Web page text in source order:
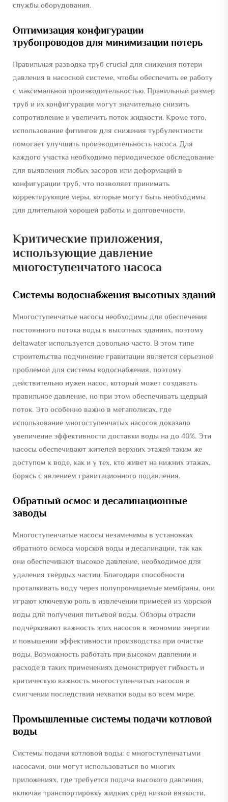
службы оборудования.
Оптимизация конфигурации
трубопроводов для минимизации потерь
Правильная разводка труб crucial для снижения потери
давления в насосной системе, чтобы обеспечить ее работу
с максимальной производительностью. Правильный размер
труб и их конфигурация могут значительно снизить
сопротивление и увеличить поток жидкости. Кроме того,
использование фитингов для снижения турбулентности
помогает улучшить производительность насоса. Для
каждого участка необходимо периодическое обследование
для выявления любых засоров или деформаций в
конфигурации труб, что позволяет принимать
корректирующие меры, которые могут быть необходимы
для длительной хорошей работы и долговечности.
Критические приложения,
использующие давление
многоступенчатого насоса
Системы водоснабжения высотных зданий
Многоступенчатые насосы необходимы для обеспечения
постоянного потока воды в высотных зданиях, поэтому
deltawater используется довольно часто. В этом типе
строительства подчинение гравитации является серьезной
проблемой для системы водоснабжения, поэтому
действительно нужен насос, который может создавать
правильное давление, но при этом обеспечивать щедрый
поток. Это особенно важно в мегаполисах, где
использование многоступенчатых насосов доказало
увеличение эффективности доставки воды на до 40%. Эти
насосы обеспечивают жителей верхних этажей таким же
доступом к воде, как и у тех, кто живет на нижних этажах,
борясь с явлением гравитационного подавления.
Обратный осмос и десалинационные
заводы
Многоступенчатые насосы незаменимы в установках
обратного осмоса морской воды и десалинации, так как
они обеспечивают высокое давление, необходимое для
удаления твёрдых частиц. Благодаря способности
проталкивать воду через полупроницаемые мембраны, они
играют ключевую роль в извлечении примесей из морской
воды для получения питьевой воды. Обзоры отрасли
подчёркивают важность этих насосов в экономии энергии
и повышении эффективности производства при очистке
воды. Возможность работать при высоком давлении и
расходе в таких применениях демонстрирует гибкость и
критическую важность многоступенчатых насосов в
смягчении последствий нехватки воды во всём мире.
Промышленные системы подачи котловой
воды
Системы подачи котловой воды: с многоступенчатыми
насосами, они могут использоваться во многих
приложениях, где требуется подача высокого давления,
включая транспортировку жидких сред низкой вязкости,